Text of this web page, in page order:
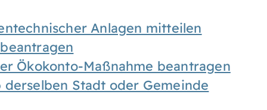
Anlagen mitteilen
Ökokonto-Maßnahme beantragen
Stadt oder Gemeinde